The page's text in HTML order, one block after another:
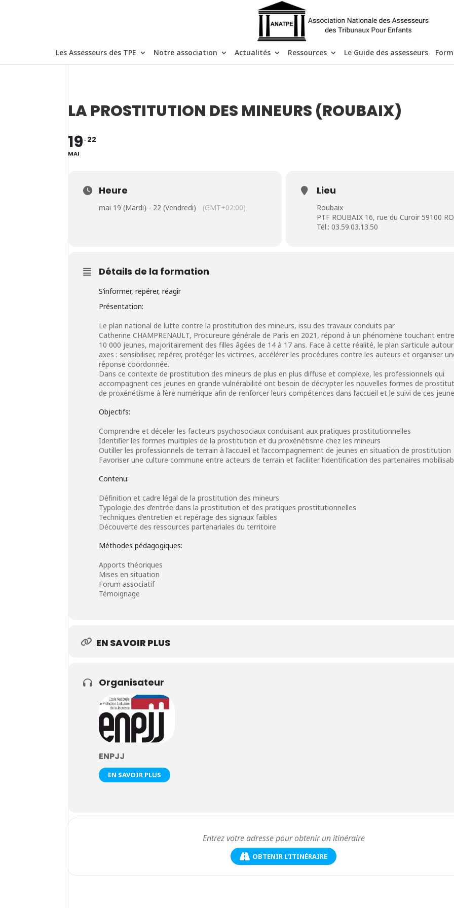
Les Assesseurs des TPE Notre association Actualités Ressources Le Guide des assesseurs
LA PROSTITUTION DES MINEURS (ROUBAIX)
19
MAI
22
Heure
mai 19 (Mardi) - 22 (Vendredi) (GMT+02:00)
Lieu
Roubaix
PTF ROUBAIX 16, rue du Curoir 59100
Tél.: 03.59.03.13.50
Détails de la formation
S’informer, repérer, réagir
Présentation:
Le plan national de lutte contre la prostitution des mineurs, issu des travaux conduits par
CatherineCHAMPRENAULT, Procureure générale de Paris en 2021, répond à un phénomène touchant
10 000 jeunes, majoritairement des filles âgées de 14 à 17 ans. Face à cette réalité, le plan s’articule
axes : sensibiliser, repérer, protéger les victimes, accélérer les procédures contre les auteurs et organiser
réponse coordonnée.
Dans ce contexte de prostitution des mineurs de plus en plus diffuse et complexe, les professionnels qui
accompagnent ces jeunes en grande vulnérabilité ont besoin de décrypter les nouvelles formes de
de proxénétisme à l’ère numérique afin de renforcer leurs compétences dans l’accueil et le suivi de ces
Objectifs:
Comprendre et déceler les facteurs psychosociaux conduisant aux pratiques prostitutionnelles
Identifier les formes multiples de la prostitution et du proxénétisme chez les mineurs
Outiller les professionnels de terrain à l’accueil et l’accompagnement de jeunes en situation de prostitution
Favoriser une culture commune entre acteurs de terrain et faciliter l’identification des partenaires
Contenu:
Définition et cadre légal de la prostitution des mineurs
Typologie des d’entrée dans la prostitution et des pratiques prostitutionnelles
Techniques d’entretien et repérage des signaux faibles
Découverte des ressources partenariales du territoire
Méthodes pédagogiques:
Apports théoriques
Mises en situation
Forum associatif
Témoignage
EN SAVOIR PLUS
Organisateur
ENPJJ
EN SAVOIR PLUS
OBTENIR L'ITINÉRAIRE